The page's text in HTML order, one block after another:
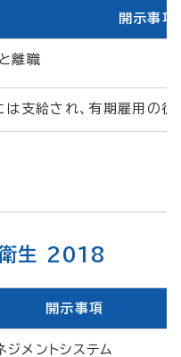
開示事項
離職
は支給され、有期雇用の
生 2018
開示事項
メントシステム